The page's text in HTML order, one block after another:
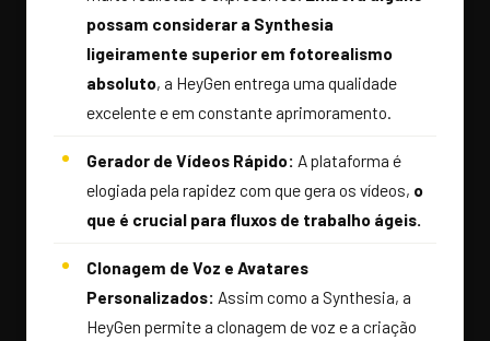
possam considerar a Synthesia
ligeiramente superior em fotorealismo
absoluto, a HeyGen entrega uma qualidade
excelente e em constante aprimoramento.
Gerador de Vídeos Rápido: A plataforma é
elogiada pela rapidez com que gera os vídeos, o
que é crucial para fluxos de trabalho ágeis.
Clonagem de Voz e Avatares
Personalizados: Assim como a Synthesia, a
HeyGen permite a clonagem de voz e a criação